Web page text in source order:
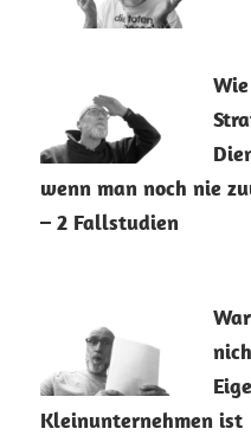
13.
wenn man noch nie
– 2 Fallstudien
8.
Kleinunternehmen ist